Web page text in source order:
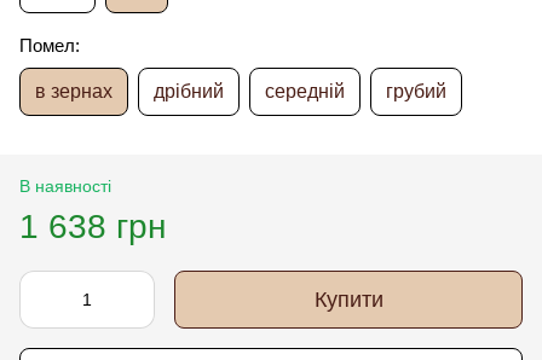
Помел:
в зернах дрібний середній грубий
В наявності
1 638 грн
Купити